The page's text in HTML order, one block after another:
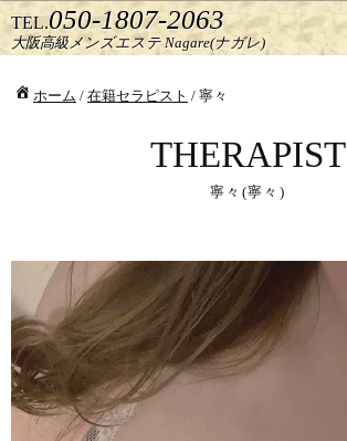
TEL.050-1807-2063
大阪高級メンズエステ Nagare(ナガレ)
ホーム / 在籍セラピスト / 寧々
THERAPIST
寧々(寧々)